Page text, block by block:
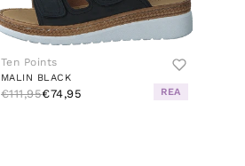
Ten Points
MALIN BLACK
€111,95€74,95 REA